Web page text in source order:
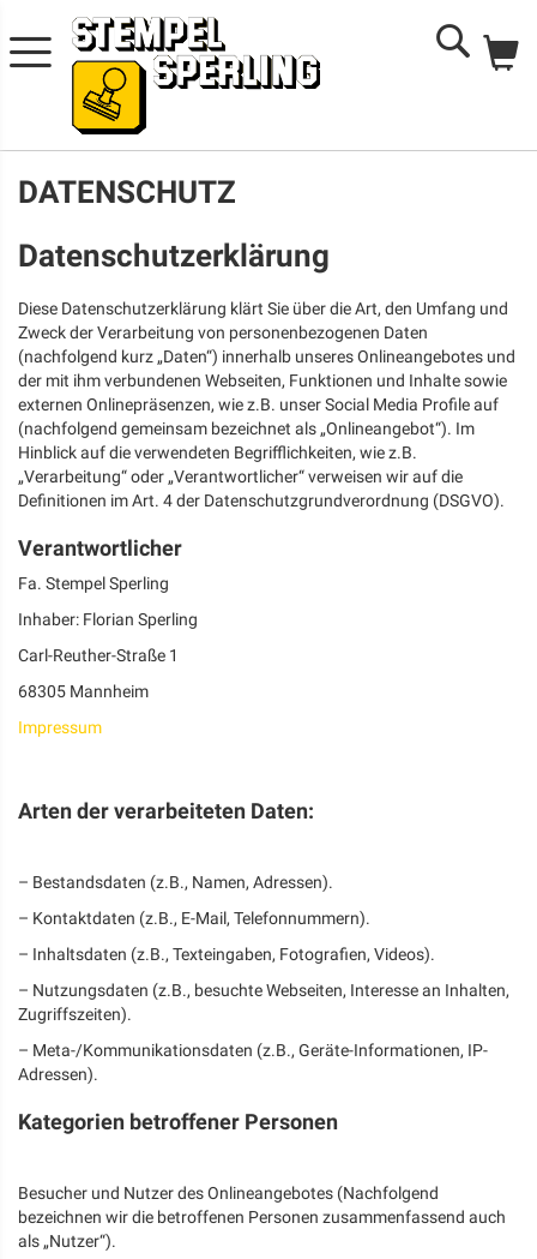
Search
DATENSCHUTZ
Datenschutzerklärung
Diese Datenschutzerklärung klärt Sie über die Art, den Umfang und
Zweck der Verarbeitung von personenbezogenen Daten
(nachfolgend kurz „Daten“) innerhalb unseres Onlineangebotes und
der mit ihm verbundenen Webseiten, Funktionen und Inhalte sowie
externen Onlinepräsenzen, wie z.B. unser Social Media Profile auf
(nachfolgend gemeinsam bezeichnet als „Onlineangebot“). Im
Hinblick auf die verwendeten Begrifflichkeiten, wie z.B.
„Verarbeitung“ oder „Verantwortlicher“ verweisen wir auf die
Definitionen im Art. 4 der Datenschutzgrundverordnung (DSGVO).
Verantwortlicher
Fa. Stempel Sperling
Inhaber: Florian Sperling
Carl-Reuther-Straße 1
68305 Mannheim
Impressum
Arten der verarbeiteten Daten:
– Bestandsdaten (z.B., Namen, Adressen).
– Kontaktdaten (z.B., E-Mail, Telefonnummern).
– Inhaltsdaten (z.B., Texteingaben, Fotografien, Videos).
– Nutzungsdaten (z.B., besuchte Webseiten, Interesse an Inhalten,
Zugriffszeiten).
– Meta-/Kommunikationsdaten (z.B., Geräte-Informationen, IP-
Adressen).
Kategorien betroffener Personen
Besucher und Nutzer des Onlineangebotes (Nachfolgend
bezeichnen wir die betroffenen Personen zusammenfassend auch
als „Nutzer“).